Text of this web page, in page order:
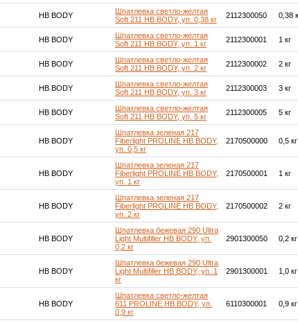
HB BODY
Шпатлевка светло-желтая
Soft 211 HB BODY, уп. 0,38 кг
2112300050 0,38
HB BODY
Шпатлевка светло-желтая
Soft 211 HB BODY, уп. 1 кг
2112300001 1 кг
HB BODY
Шпатлевка светло-желтая
Soft 211 HB BODY, уп. 2 кг
2112300002 2 кг
HB BODY
Шпатлевка светло-желтая
Soft 211 HB BODY, уп. 3 кг
2112300003 3 кг
HB BODY
Шпатлевка светло-желтая
Soft 211 HB BODY, уп. 5 кг
2112300005 5 кг
HB BODY
Шпатлевка зеленая 217
Fiberlight PROLINE HB BODY,
уп. 0,5 кг
2170500000 0,5 кг
HB BODY
Шпатлевка зеленая 217
Fiberlight PROLINE HB BODY,
уп. 1 кг
2170500001 1 кг
HB BODY
Шпатлевка зеленая 217
Fiberlight PROLINE HB BODY,
уп. 2 кг
2170500002 2 кг
HB BODY
Шпатлевка бежевая 290 Ultra
Light Multifiller HB BODY, уп.
0,2 кг
2901300050 0,2 кг
HB BODY
Шпатлевка бежевая 290 Ultra
Light Multifiller HB BODY, уп. 1
кг
2901300001 1,0 кг
HB BODY
Шпатлевка светло-желтая
611 PROLINE HB BODY, уп.
0,9 кг
6110300001 0,9 кг